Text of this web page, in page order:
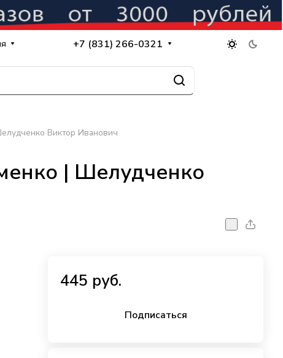
+7 (831) 266-0321
Виктор Иванович
| Шелудченко
445 руб.
Подписаться